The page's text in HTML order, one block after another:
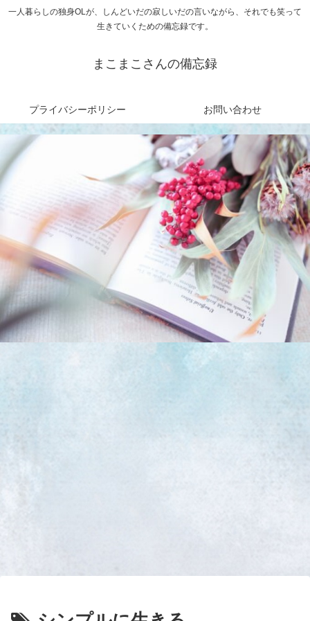
一人暮らしの独身OLが、しんどいだの寂しいだの言いながら、それでも笑って
生きていくための備忘録です。
まこまこさんの備忘録
プライバシーポリシー お問い合わせ